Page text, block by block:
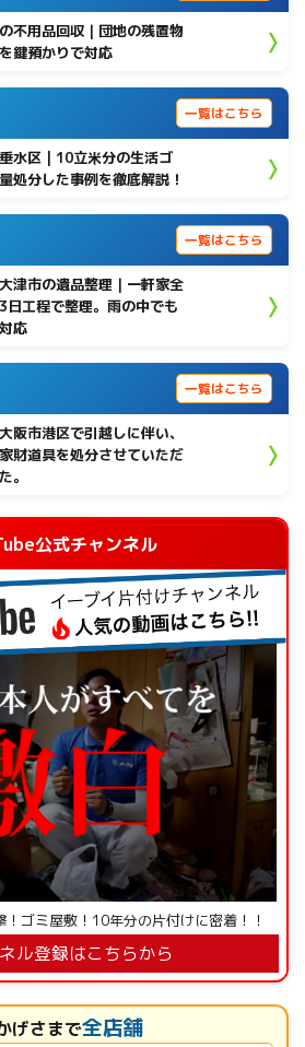
不用品回収｜団地の残置物
鍵預かりで対応
一覧はこちら
水区 | 10立米分の生活ゴ
処分した事例を徹底解説！
一覧はこちら
津市の遺品整理｜一軒家全
日工程で整理。雨の中でも
応
一覧はこちら
阪市港区で引越しに伴い、
財道具を処分させていただ
。
公式チャンネル
！ゴミ屋敷！10年分の片付けに密着！！
ル登録はこちらから
げさまで全店舗